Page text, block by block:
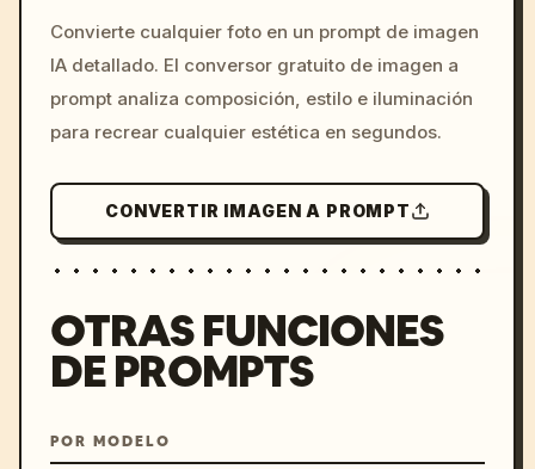
c, cyberpunk sunset, neon
colors, 8k --v 6.0
Convierte cualquier foto en un prompt de imagen
IA detallado. El conversor gratuito de imagen a
prompt analiza composición, estilo e iluminación
para recrear cualquier estética en segundos.
CONVERTIR IMAGEN A PROMPT
OTRAS FUNCIONES
DE PROMPTS
POR MODELO